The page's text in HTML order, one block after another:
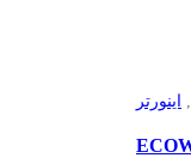
اینورتر